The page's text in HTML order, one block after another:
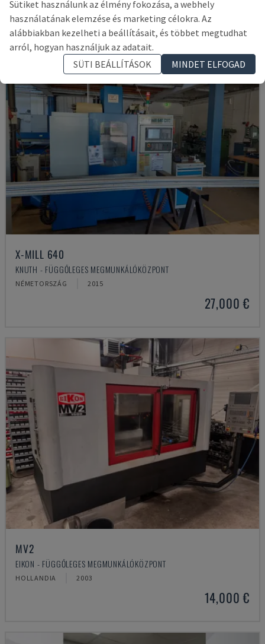
38,000 €
X-MILL 640
KNUTH - FÜGGŐLEGES MEGMUNKÁLÓKÖZPONT
NÉMETORSZÁG 2015
27,000 €
MV2
EIKON - FÜGGŐLEGES MEGMUNKÁLÓKÖZPONT
HOLLANDIA 2003
14,000 €
Sütiket használunk az élmény fokozása, a webhely
használatának elemzése és marketing célokra. Az
alábbiakban kezelheti a beállításait, és többet megtudhat
arról, hogyan használjuk az adatait.
SÜTI BEÁLLÍTÁSOK
MINDET ELFOGAD